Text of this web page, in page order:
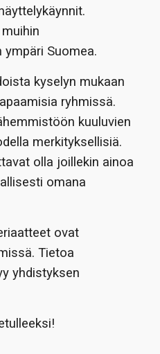
.
Suomea.
kyselyn mukaan
ryhmissä.
kuuluvien
merkityksellisiä.
olla joillekin ainoa
omana
ovat
Tietoa
yhdistyksen
!